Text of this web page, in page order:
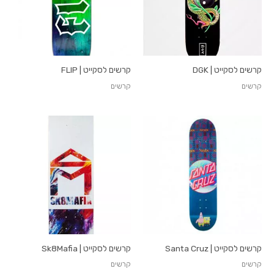
קרשים לסקייט | DGK
קרשים
קרשים לסקייט | FLIP
קרשים
קרשים לסקייט | Santa Cruz
קרשים
קרשים לסקייט | Sk8Mafia
קרשים